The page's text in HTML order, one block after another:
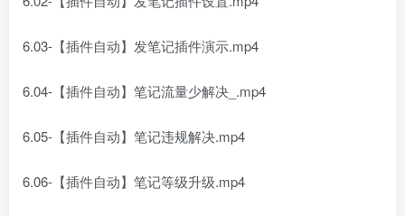
6.03-【插件自动】发笔记插件演示.mp4
6.04-【插件自动】笔记流量少解决_.mp4
6.05-【插件自动】笔记违规解决.mp4
6.06-【插件自动】笔记等级升级.mp4